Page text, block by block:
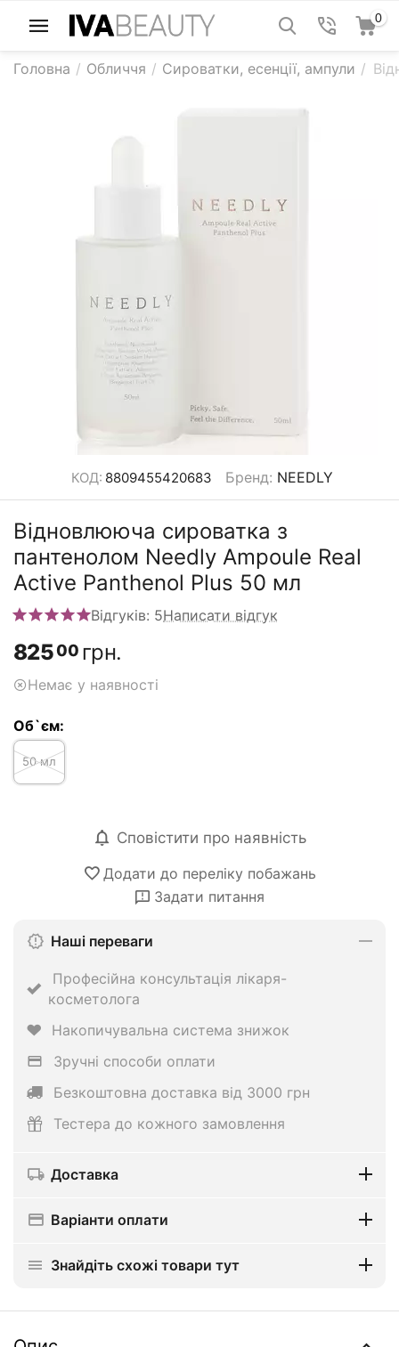
0
Головна / Обличчя / Сироватки, есенції, ампули /
КОД: 8809455420683 Бренд: NEEDLY
Відновлююча сироватка з
пантенолом Needly Ampoule Real
Active Panthenol Plus 50 мл
Відгуків: 5Написати відгук
82500 грн.
Немає у наявності
Об`єм:
50 мл
Сповістити про наявність
Додати до переліку побажань
Задати питання
Наші переваги
Професійна консультація лікаря-
косметолога
Накопичувальна система знижок
Зручні способи оплати
Безкоштовна доставка від 3000 грн
Тестера до кожного замовлення
Доставка
Варіанти оплати
Знайдіть схожі товари тут